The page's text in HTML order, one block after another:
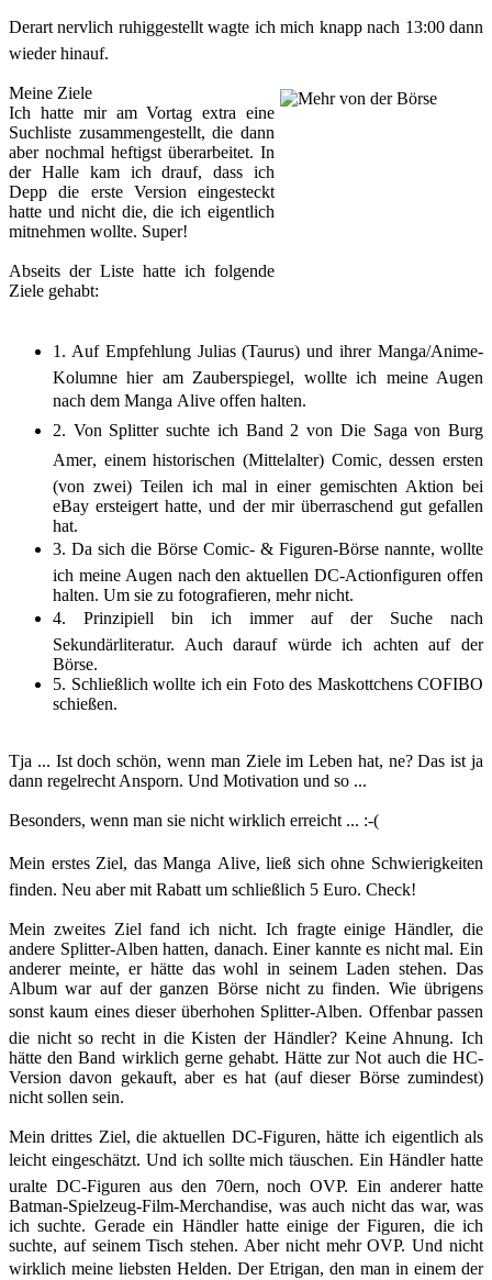
Derart nervlich ruhiggestellt wagte ich mich knapp nach 13:00 dann
wieder hinauf.
Meine Ziele
Ich hatte mir am Vortag extra eine
Suchliste zusammengestellt, die dann
aber nochmal heftigst überarbeitet. In
der Halle kam ich drauf, dass ich
Depp die erste Version eingesteckt
hatte und nicht die, die ich eigentlich
mitnehmen wollte. Super!
Abseits der Liste hatte ich folgende
Ziele gehabt:
1. Auf Empfehlung Julias (Taurus) und ihrer Manga/Anime-
Kolumne hier am Zauberspiegel, wollte ich meine Augen
nach dem Manga Alive offen halten.
2. Von Splitter suchte ich Band 2 von Die Saga von Burg
Amer, einem historischen (Mittelalter) Comic, dessen ersten
(von zwei) Teilen ich mal in einer gemischten Aktion bei
eBay ersteigert hatte, und der mir überraschend gut gefallen
hat.
3. Da sich die Börse Comic- & Figuren-Börse nannte, wollte
ich meine Augen nach den aktuellen DC-Actionfiguren offen
halten. Um sie zu fotografieren, mehr nicht.
4. Prinzipiell bin ich immer auf der Suche nach
Sekundärliteratur. Auch darauf würde ich achten auf der
Börse.
5. Schließlich wollte ich ein Foto des Maskottchens COFIBO
schießen.
Tja ... Ist doch schön, wenn man Ziele im Leben hat, ne? Das ist ja
dann regelrecht Ansporn. Und Motivation und so ...
Besonders, wenn man sie nicht wirklich erreicht ... :-(
Mein erstes Ziel, das Manga Alive, ließ sich ohne Schwierigkeiten
finden. Neu aber mit Rabatt um schließlich 5 Euro. Check!
Mein zweites Ziel fand ich nicht. Ich fragte einige Händler, die
andere Splitter-Alben hatten, danach. Einer kannte es nicht mal. Ein
anderer meinte, er hätte das wohl in seinem Laden stehen. Das
Album war auf der ganzen Börse nicht zu finden. Wie übrigens
sonst kaum eines dieser überhohen Splitter-Alben. Offenbar passen
die nicht so recht in die Kisten der Händler? Keine Ahnung. Ich
hätte den Band wirklich gerne gehabt. Hätte zur Not auch die HC-
Version davon gekauft, aber es hat (auf dieser Börse zumindest)
nicht sollen sein.
Mein drittes Ziel, die aktuellen DC-Figuren, hätte ich eigentlich als
leicht eingeschätzt. Und ich sollte mich täuschen. Ein Händler hatte
uralte DC-Figuren aus den 70ern, noch OVP. Ein anderer hatte
Batman-Spielzeug-Film-Merchandise, was auch nicht das war, was
ich suchte. Gerade ein Händler hatte einige der Figuren, die ich
suchte, auf seinem Tisch stehen. Aber nicht mehr OVP. Und nicht
wirklich meine liebsten Helden. Der Etrigan, den man in einem der